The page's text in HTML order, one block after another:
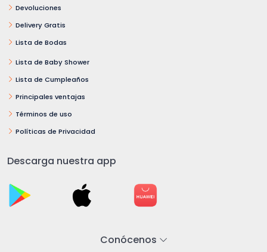
Devoluciones
Delivery Gratis
Lista de Bodas
Lista de Baby Shower
Lista de Cumpleaños
Principales ventajas
Términos de uso
Políticas de Privacidad
Descarga nuestra app
Conócenos